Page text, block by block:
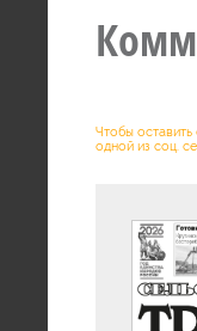
Чтобы
одной из соц.